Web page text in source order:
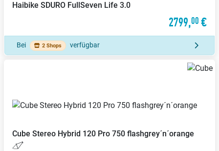
Haibike SDURO FullSeven Life 3.0
2799,00 €
Bei 2 Shops verfügbar
Cube Stereo Hybrid 120 Pro 750 flashgrey´n´orange